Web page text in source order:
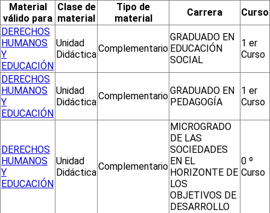
Material
válido para
Clase de
material
Tipo de
material
Carrera
Curso
DERECHOS
HUMANOS
Y
EDUCACIÓN
Unidad
Didáctica
Complementario
GRADUADO EN
EDUCACIÓN
SOCIAL
1 er
Curso
DERECHOS
HUMANOS
Y
EDUCACIÓN
Unidad
Didáctica
ComplementarioGRADUADO EN
PEDAGOGÍA
1 er
Curso
DERECHOS
HUMANOS
Y
EDUCACIÓN
Unidad
Didáctica
Complementario
MICROGRADO
DE LAS
SOCIEDADES
EN EL
HORIZONTE DE
LOS
OBJETIVOS DE
DESARROLLO
0 º
Curso